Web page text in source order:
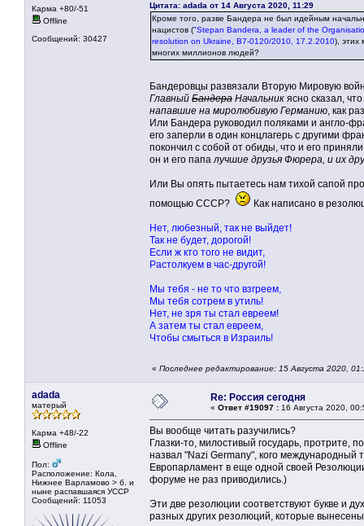
Карма +80/-51
Offline
Сообщений: 30427
Цитата: adada от 14 Августа 2020, 11:29
Кроме того, разве Бандера не был идейным
нацистов ("Stepan Bandera, a leader of the
resolution on Ukraine, B7-0120/2010, 17.2.2010), этих
многих миллионов людей?
Бандеровцы развязали Вторую Мировую
Главный Бандера Начальник ясно сказал,
напавшие на миролюбивую Германию, как
Или Бандера руководил поляками и англо-
его заперли в один концлагерь с другими
покончил с собой от обиды, что и его
он и его папалучшиe друзья Фюрера, и их
Или Вы опять пытаетесь нам тихой сапой
помощью СССР?
Как написано в
Нет, любезный, так не выйдет!
Так не будет, дорогой!
Если ж кто того не видит,
Растолкуем в час-другой!
Мы тебя - не то что взгреем,
Мы тебя сотрем в утиль!
Нет, не зря ты стал евреем!
А затем ты стал евреем,
Чтобы смыться в Израиль!
« Последнее редактирование: 15 Августа 2020,
adada
матерый
Карма +48/-22
Offline
Пол:
Расположение: Кола,
Нижнее Варламово > б. и
ныне распавшаяся УССР
Сообщений: 11053
Re: Россия сегодня
« Ответ #19097 : 16 Августа 2020,
Вы вообще читать разучились?
Глазки-то, милостивый государь,
назвал "Nazi Germany", кого международный
Европарламент в еще одной своей
форуме не раз приводились.)
Эти две резолюции соответствуют букве и
разных других резолюций, которые